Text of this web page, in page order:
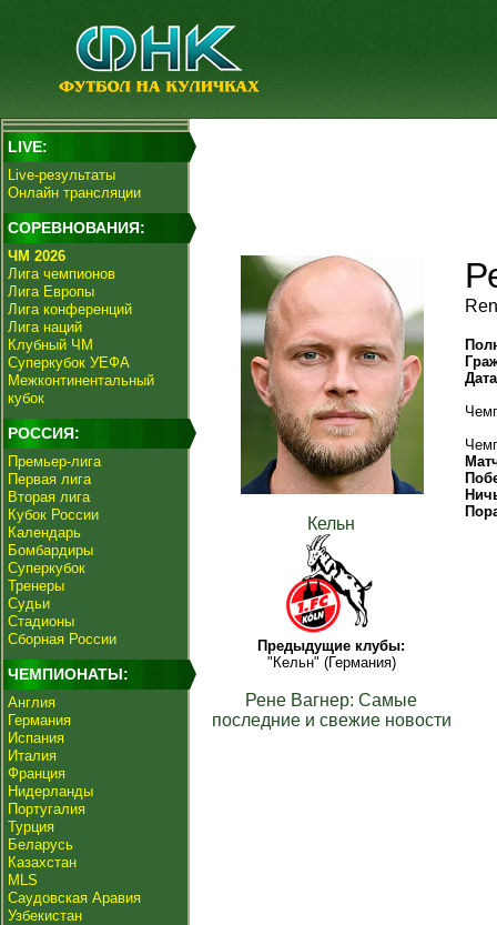
LIVE:
Live-результаты
Онлайн трансляции
СОРЕВНОВАНИЯ:
ЧМ 2026
Лига чемпионов
Лига Европы
Лига конференций
Лига наций
Клубный ЧМ
Суперкубок УЕФА
Межконтинентальный
кубок
РОССИЯ:
Премьер-лига
Первая лига
Вторая лига
Кубок России
Календарь
Бомбардиры
Суперкубок
Тренеры
Судьи
Стадионы
Сборная России
ЧЕМПИОНАТЫ:
Англия
Германия
Испания
Италия
Франция
Нидерланды
Португалия
Турция
Беларусь
Казахстан
MLS
Саудовская Аравия
Узбекистан
Кельн
Предыдущие клубы:
"Кельн" (Германия)
Рене Вагнер: Самые
последние и свежие новости